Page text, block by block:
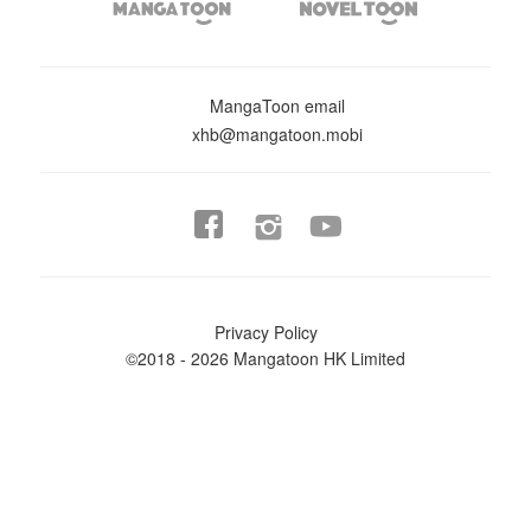
 
MangaToon email
xhb@mangatoon.mobi
 
Privacy Policy
©2018 - 2026 Mangatoon HK Limited